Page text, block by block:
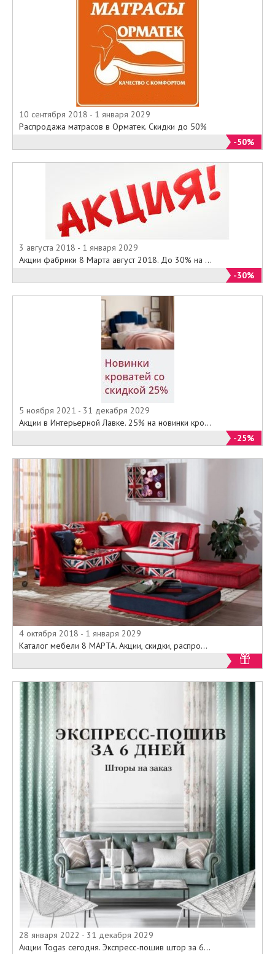
10 сентября 2018 - 1 января 2029
Распродажа матрасов в Орматек. Скидки до 50%
-50%
3 августа 2018 - 1 января 2029
Акции фабрики 8 Марта август 2018. До 30% на ...
-30%
5 ноября 2021 - 31 декабря 2029
Акции в Интерьерной Лавке. 25% на новинки кро...
-25%
4 октября 2018 - 1 января 2029
Каталог мебели 8 МАРТА. Акции, скидки, распро...
28 января 2022 - 31 декабря 2029
Акции Togas сегодня. Экспресс-пошив штор за 6...